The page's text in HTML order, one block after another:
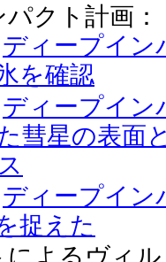
クト計画：
ディープイン
を確認
ディープイン
彗星の表面
ディープイン
捉えた
よるヴィ